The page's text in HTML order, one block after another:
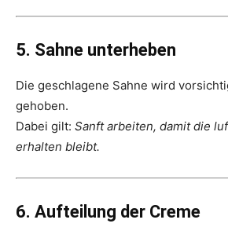
5. Sahne unterheben
Die geschlagene Sahne wird
gehoben.
Dabei gilt: Sanft arbeiten, damit die
erhalten bleibt.
6. Aufteilung der Creme